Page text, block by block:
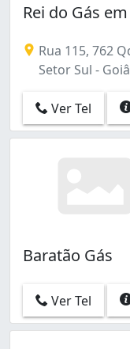
Rei do Gás
Rua 115, 762
Setor Sul -
Ver Tel
Baratão Gás
Ver Tel